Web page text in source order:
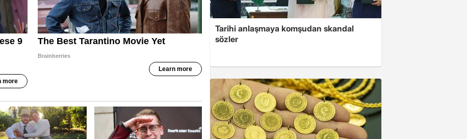
Tarihi anlaşmaya komşudan skandal
sözler